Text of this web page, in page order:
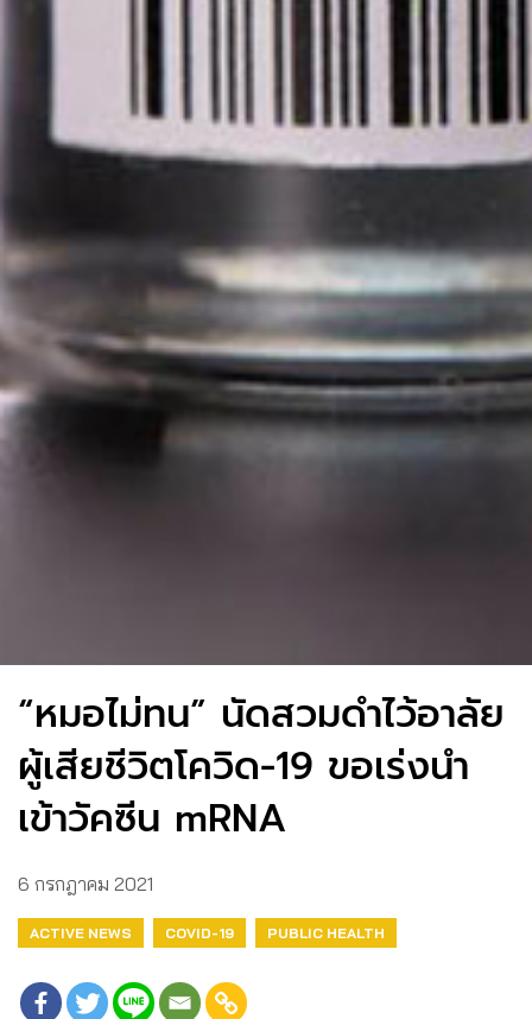
“หมอไม่ทน” นัดสวมดำไว้อาลัย
ผู้เสียชีวิตโควิด-19 ขอเร่งนำ
เข้าวัคซีน mRNA
6 กรกฎาคม 2021
ACTIVE NEWS COVID-19 PUBLIC HEALTH